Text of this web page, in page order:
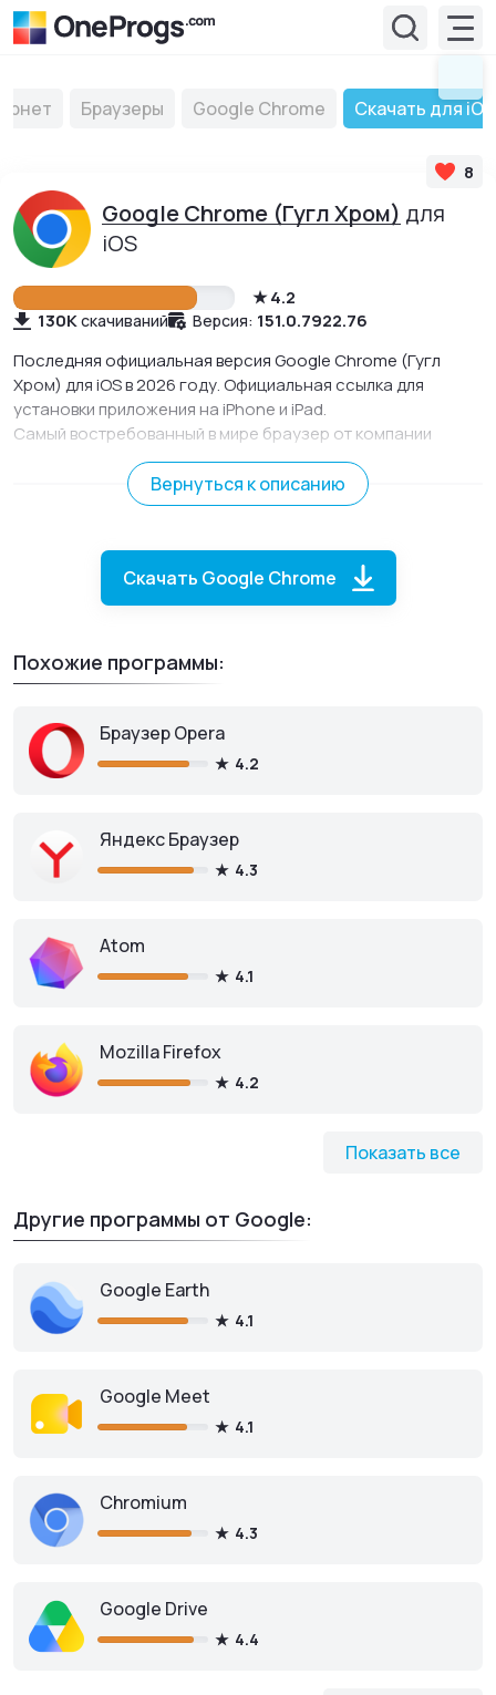
Браузеры Google Chrome Скачать для iOS
Google Chrome (Гугл Хром) для
iOS
8
4.2
130Kскачиваний Версия: 151.0.7922.76
Последняя официальная версия Google Chrome (Гугл
Хром) для iOS в 2026 году. Официальная ссылка для
установки приложения на iPhone и iPad.
Самый востребованный в мире браузер от компании
Google. Он быстрый, стабильный, безопасный и
многофункциональный.Вернуться к описанию
Скачать Google Chrome
Похожие программы:
Показать все
Браузер Opera
4.2
Яндекс Браузер
4.3
Atom
4.1
Mozilla Firefox
4.2
Другие программы от Google:
Google Earth
4.1
Google Meet
4.1
Chromium
4.3
Google Drive
4.4
Скачать из App Store